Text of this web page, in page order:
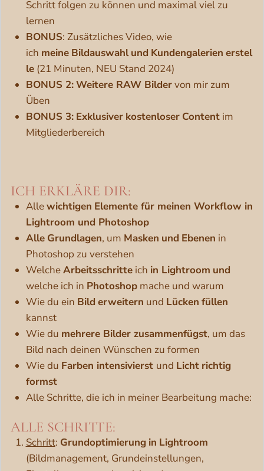
Schritt folgen zu können und maximal viel zu
lernen
BONUS: Zusätzliches Video, wie
ich meine Bildauswahl und Kundengalerien erstel
le(21 Minuten, NEU Stand 2024)
BONUS 2:Weitere RAW Bildervon mir zum
Üben
BONUS 3: Exklusiver kostenloser Contentim
Mitgliederbereich
ICH ERKLÄRE DIR:
Allewichtigen Elemente für meinen Workflow in
Lightroom und Photoshop
Alle Grundlagen, um Masken und Ebenen in
Photoshop zu verstehen
WelcheArbeitsschritteich in Lightroom und
welche ich in Photoshopmache und warum
Wie du ein Bild erweitern und Lücken füllen
kannst
Wie du mehrere Bilder zusammenfügst, um das
Bild nach deinen Wünschen zu formen
Wie du Farben intensivierst und Licht richtig
formst
Alle Schritte, die ich in meiner Bearbeitung mache:
ALLE SCHRITTE:
Schritt: Grundoptimierung in Lightroom
(Bildmanagement, Grundeinstellungen,